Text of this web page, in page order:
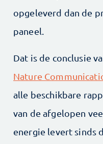
opgeleverd dan de
paneel.
Dat is de conclusie
Nature
alle beschikbare
van de afgelopen
energie levert sinds